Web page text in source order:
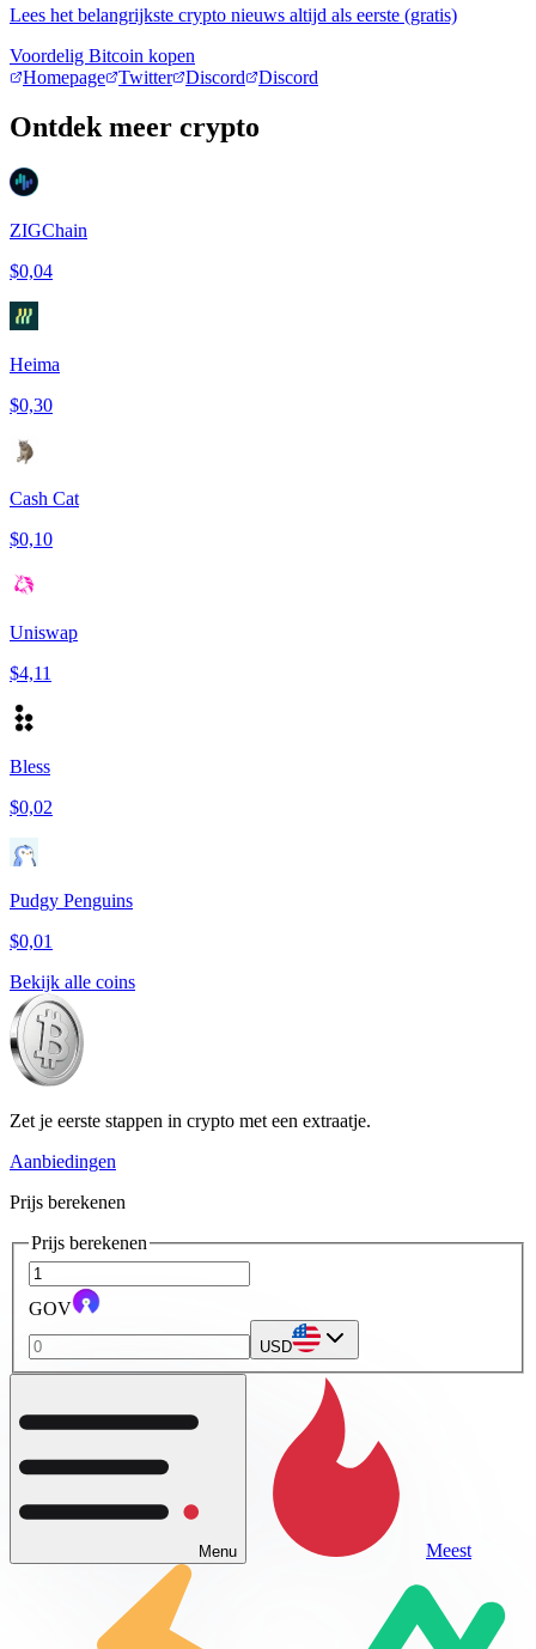
Lees het belangrijkste crypto nieuws altijd als eerste (gratis)
Voordelig Bitcoin kopen
Homepage
Twitter Discord Discord
Ontdek meer crypto
ZIGChain
$0,04
Heima
$0,30
Cash Cat
$0,10
Uniswap
$4,11
Bless
$0,02
Pudgy Penguins
$0,01
Bekijk alle coins
Zet je eerste stappen in crypto met een extraatje.
Aanbiedingen
Prijs berekenen
Prijs berekenen
GOV
USD
Menu Meest